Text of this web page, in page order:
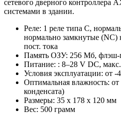
сетевого дверного контроллера
системами в здании.
Реле: 1 реле типа С,
нормально замкнутые
пост. тока
Память ОЗУ: 256 Мб, флэш-
Питание: : 8–28 V DC,
Условия эксплуатации: от -
Оптимальная влажность: от
конденсата)
Размеры: 35 x 178 x 120 мм
Вес: 500 грамм